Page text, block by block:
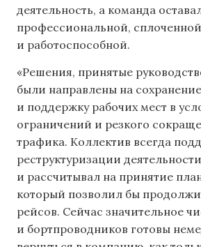
деятельность, а команда
профессиональной, сплоченной
и работоспособной.
«Решения, принятые
были направлены на
и поддержку рабочих мест в
ограничений и резкого
трафика. Коллектив всегда
реструктуризации
и рассчитывал на принятие
который позволил бы
рейсов. Сейчас значительное
и бортпроводников готовы